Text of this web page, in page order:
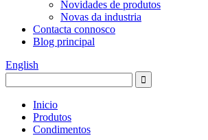
Novidades de produtos
Novas da industria
Contacta connosco
Blog principal
English
Inicio
Produtos
Condimentos